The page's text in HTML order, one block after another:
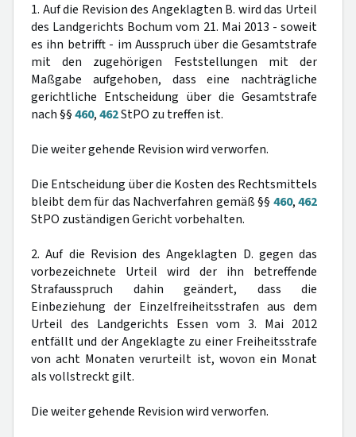
1. Auf die Revision des Angeklagten B. wird das Urteil
des Landgerichts Bochum vom 21. Mai 2013 - soweit
es ihn betrifft - im Ausspruch über die Gesamtstrafe
mit den zugehörigen Feststellungen mit der
Maßgabe aufgehoben, dass eine nachträgliche
gerichtliche Entscheidung über die Gesamtstrafe
nach §§460,462StPO zu treffen ist.
Die weiter gehende Revision wird verworfen.
Die Entscheidung über die Kosten des Rechtsmittels
bleibt dem für das Nachverfahren gemäß §§ 460,462
StPO zuständigen Gericht vorbehalten.
2. Auf die Revision des Angeklagten D. gegen das
vorbezeichnete Urteil wird der ihn betreffende
Strafausspruch dahin geändert, dass die
Einbeziehung der Einzelfreiheitsstrafen aus dem
Urteil des Landgerichts Essen vom 3. Mai 2012
entfällt und der Angeklagte zu einer Freiheitsstrafe
von acht Monaten verurteilt ist, wovon ein Monat
als vollstreckt gilt.
Die weiter gehende Revision wird verworfen.